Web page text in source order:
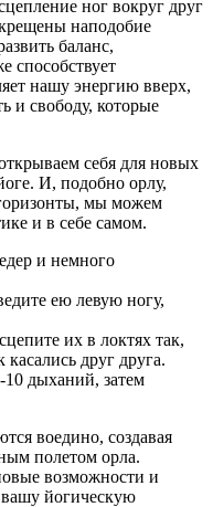
ног вокруг друг
наподобие
баланс,
способствует
нашу энергию вверх,
и свободу, которые
себя для новых
И, подобно орлу,
мы можем
и в себе самом.
и немного
ею левую ногу,
их в локтях так,
друг друга.
10 дыханий, затем
воедино, создавая
полетом орла.
возможности и
йогическую